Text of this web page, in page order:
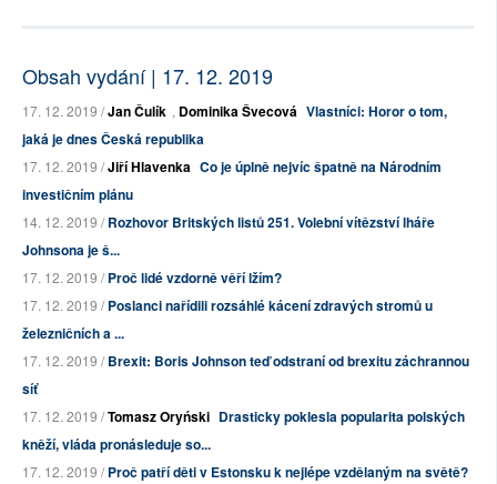
Obsah vydání | 17. 12. 2019
17. 12. 2019 /Jan Čulík , Dominika Švecová Vlastníci: Horor o tom,
jaká je dnes Česká republika
17. 12. 2019 /Jiří Hlavenka Co je úplně nejvíc špatně na Národním
investičním plánu
14. 12. 2019 /Rozhovor Britských listů 251. Volební vítězství lháře
Johnsona je š...
17. 12. 2019 /Proč lidé vzdorně věří lžím?
17. 12. 2019 /Poslanci nařídili rozsáhlé kácení zdravých stromů u
železničních a ...
17. 12. 2019 /Brexit: Boris Johnson teď odstraní od brexitu záchrannou
síť
17. 12. 2019 /Tomasz Oryński Drasticky poklesla popularita polských
kněží, vláda pronásleduje so...
17. 12. 2019 /Proč patří děti v Estonsku k nejlépe vzdělaným na světě?